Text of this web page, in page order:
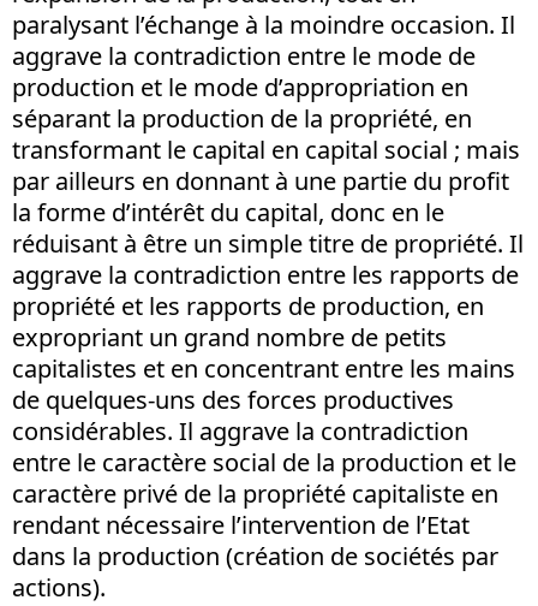
paralysant l’échange à la moindre occasion. Il
aggrave la contradiction entre le mode de
production et le mode d’appropriation en
séparant la production de la propriété, en
transformant le capital en capital social ; mais
par ailleurs en donnant à une partie du profit
la forme d’intérêt du capital, donc en le
réduisant à être un simple titre de propriété. Il
aggrave la contradiction entre les rapports de
propriété et les rapports de production, en
expropriant un grand nombre de petits
capitalistes et en concentrant entre les mains
de quelques-uns des forces productives
considérables. Il aggrave la contradiction
entre le caractère social de la production et le
caractère privé de la propriété capitaliste en
rendant nécessaire l’intervention de l’Etat
dans la production (création de sociétés par
actions).